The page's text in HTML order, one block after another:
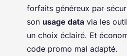
forfaits généreux par
son usage data via les
un choix éclairé. Et
code promo mal adapté.